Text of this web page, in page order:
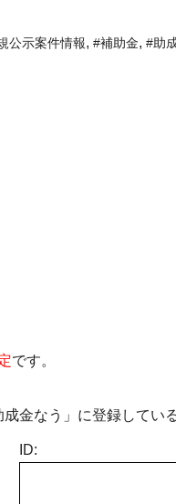
公示案件情報, #補助金, #助
です。
成金なう」に登録してい
ID: